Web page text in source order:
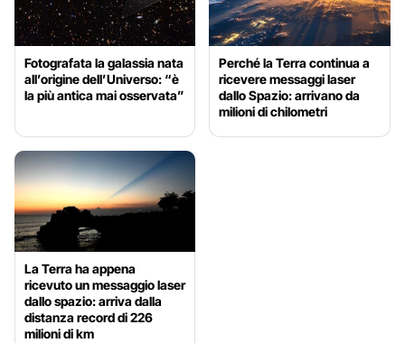
Fotografata la galassia nata
all’origine dell’Universo: “è
la più antica mai osservata”
Perché la Terra continua a
ricevere messaggi laser
dallo Spazio: arrivano da
milioni di chilometri
La Terra ha appena
ricevuto un messaggio laser
dallo spazio: arriva dalla
distanza record di 226
milioni di km